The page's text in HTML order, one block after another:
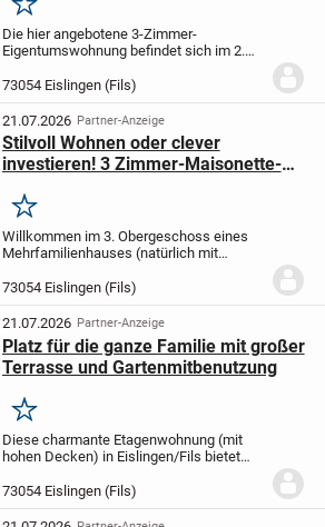
Merken
Die hier angebotene 3-Zimmer-
Eigentumswohnung befindet sich im 2.
insgesamt 21 Eigentumswohnungen. Die
Wohnungen verteilen sich auf 2
Gebäudeabschnitte mit eigenen...
73054 Eislingen (Fils)
21.07.2026 Partner-Anzeige
Stilvoll Wohnen oder clever
investieren! 3 Zimmer-Maisonette-
Platz!Merken
Willkommen im 3. Obergeschoss eines
Mehrfamilienhauses (natürlich mit
durchdachte Aufteilung der Räume.
Herzstück ist das große
Wohn-/Esszimmer mit...
73054 Eislingen (Fils)
21.07.2026 Partner-Anzeige
Platz für die ganze Familie mit großer
Terrasse und Gartenmitbenutzung
Merken
Diese charmante Etagenwohnung (mit
hohen Decken) in Eislingen/Fils bietet
ideal für Familien oder Paare, die nach
einem gemütlichen Zuhause suchen. Das
Objekt...
73054 Eislingen (Fils)